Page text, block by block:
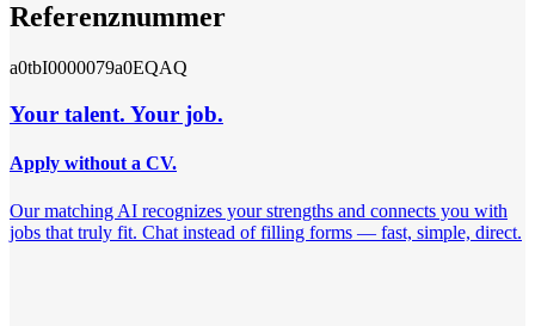
Referenznummer
a0tbI0000079a0EQAQ
Your talent. Your job.
Apply without a CV.
Our matching AI recognizes your strengths and connects you with
jobs that truly fit. Chat instead of filling forms — fast, simple, direct.